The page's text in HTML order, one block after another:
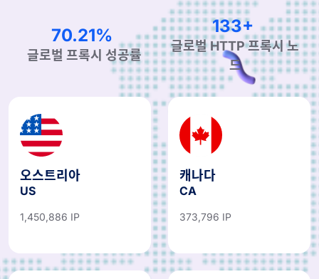
99.90%
글로벌 프록시 성공률
190+
글로벌 HTTP 프록시 노
드
오스트리아
US
1,450,886 IP
캐나다
CA
373,796 IP